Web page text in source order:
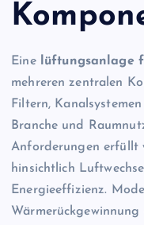
Eine lüftungsanlage
mehreren zentralen
Filtern,
Branche und
Anforderungen erfüllt
hinsichtlich
Energieeffizienz.